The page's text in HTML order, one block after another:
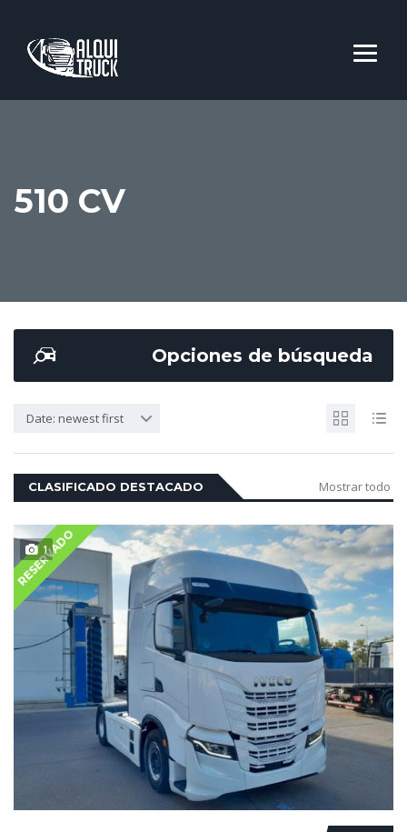
510 CV
Opciones de búsqueda
Date: newest first
CLASIFICADO DESTACADO Mostrar todo
RESERVADO
1